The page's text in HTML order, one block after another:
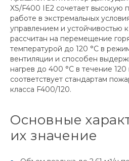
XS/F400 IE2 сочетает высокую
работе в экстремальных
управлением и устойчивостью
рассчитан на перемещение
температурой до 120 °C в
вентиляции и способен
нагрев до 400 °C в течение 120
соответствует стандартам
класса F400/120.
Основные
их значение